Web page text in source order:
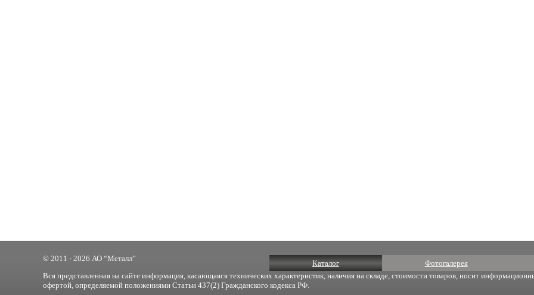
Каталог Фотогалерея
© 2011 - 2026 АО “Металл”
Вся представленная на сайте информация, касающаяся технических характеристик, наличия на складе, стоимости товаров, носит
офертой, определяемой положениями Статьи 437(2) Гражданского кодекса РФ.